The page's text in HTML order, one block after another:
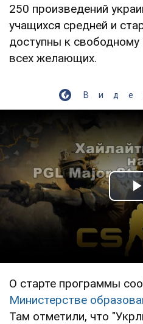
250 произведений
учащихся средней и
доступны к
всех желающих.
О старте программы
Министерстве
Там отметили, что